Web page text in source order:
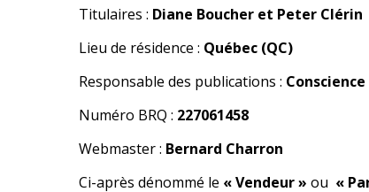
Titulaires : Diane Boucher et Peter Clérin
Lieu de résidence : Québec (QC)
Responsable des publications :
Numéro BRQ : 227061458
Webmaster : Bernard Charron
Ci-après dénommé le « Vendeur » ou «